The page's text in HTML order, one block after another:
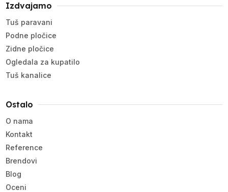
Izdvajamo
Tuš paravani
Podne pločice
Zidne pločice
Ogledala za kupatilo
Tuš kanalice
Ostalo
O nama
Kontakt
Reference
Brendovi
Blog
Oceni